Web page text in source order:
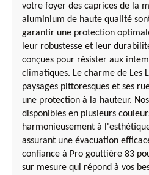
votre foyer des caprices de la
aluminium de haute qualité
garantir une protection
leur robustesse et leur
conçues pour résister aux
climatiques. Le charme de Les
paysages pittoresques et ses
une protection à la hauteur.
disponibles en plusieurs
harmonieusement à
assurant une évacuation
confiance à Pro gouttière 83
sur mesure qui répond à vos